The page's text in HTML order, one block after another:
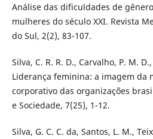
Análise das dificuldades de
mulheres do século XXI. Revista
do Sul, 2(2), 83-107.
Silva, C. R. R. D., Carvalho, P. M.
Liderança feminina: a imagem da
corporativo das organizações
e Sociedade, 7(25), 1-12.
Silva, G. C. C. da, Santos, L. M.,